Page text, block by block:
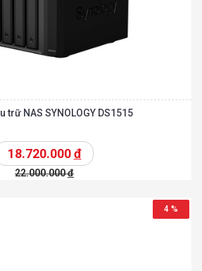
trữ NAS SYNOLOGY DS1515
18.720.000đ
22.000.000đ
4 %